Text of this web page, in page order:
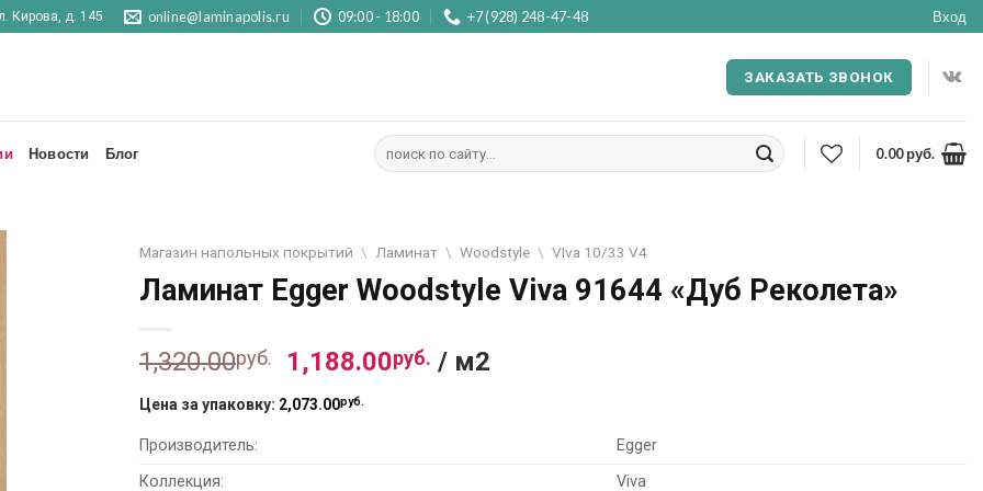
Кирова, д. 145 online@laminapolis.ru 09:00 - 18:00 +7 (928) 248-47-48 Вход
ЗАКАЗАТЬ ЗВОНОК
Новости Блог
Искать:
0.00руб.
Магазин напольных покрытий \ Ламинат \ Woodstyle \ VIva 10/33 V4
Ламинат Egger Woodstyle Viva 91644 «Дуб Реколета»
1,320.00руб.
Первоначальная
составляла
1,188.00руб. Текущая
/ м2
Цена за упаковку: 2,073.00руб.
Производитель:
Egger
Коллекция:
Viva